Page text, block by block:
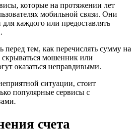
которые на протяжении лет
мобильной связи. Они
каждого или предоставлять
тем, как перечислять сумму на
скрываться мошенник или
оказаться неправдивыми.
ситуации, стоит
популярные сервисы с
счета